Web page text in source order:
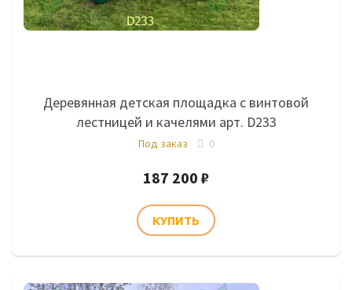
Деревянная детская площадка с винтовой
лестницей и качелями арт. D233
Под заказ 0
187 200 ₽